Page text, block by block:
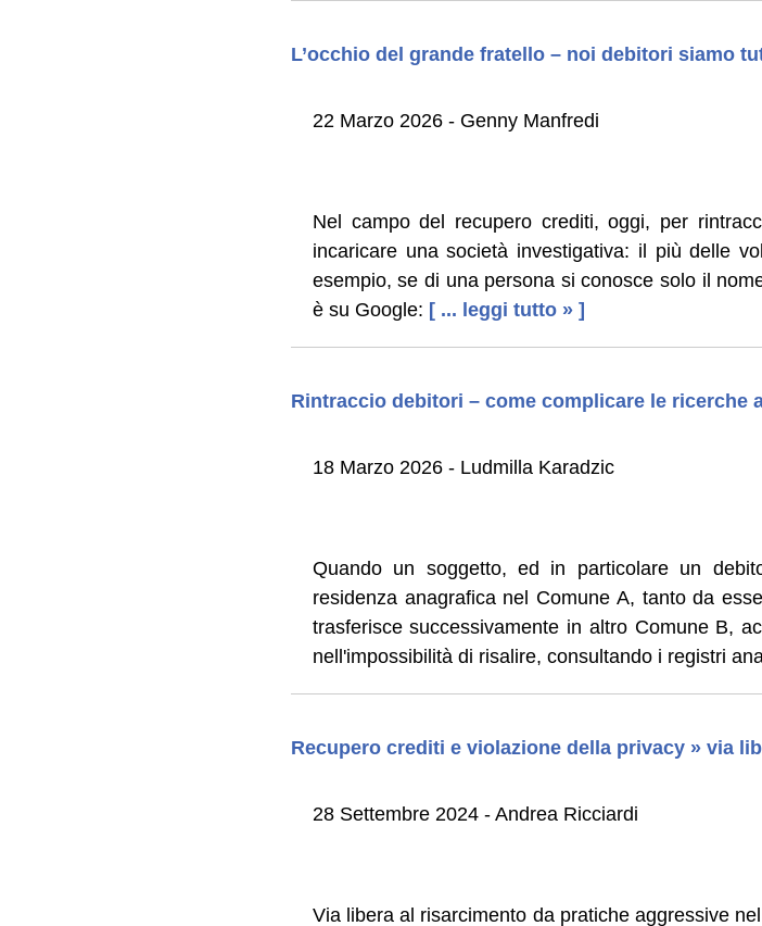
L’occhio del grande fratello – noi debitori siamo
22 Marzo 2026 - Genny Manfredi
Nel campo del recupero crediti, oggi, per
incaricare una società investigativa: il più delle
esempio, se di una persona si conosce solo il
è su Google: [ ... leggi tutto » ]
Rintraccio debitori – come complicare le ricerche
18 Marzo 2026 - Ludmilla Karadzic
Quando un soggetto, ed in particolare un
residenza anagrafica nel Comune A, tanto da
trasferisce successivamente in altro Comune B,
nell'impossibilità di risalire, consultando i registri
Recupero crediti e violazione della privacy » via
28 Settembre 2024 - Andrea Ricciardi
Via libera al risarcimento da pratiche aggressive